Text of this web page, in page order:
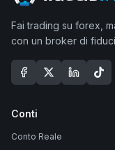
Fai trading su forex,
con un broker di
Conti
Conto Reale